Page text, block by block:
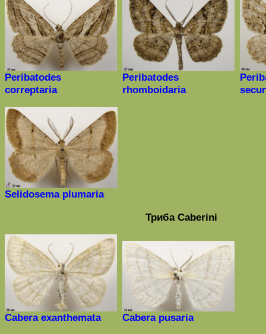
Peribatodes
correptaria
Peribatodes
rhomboidaria
Selidosema plumaria
ТрибаCaberini
Cabera exanthemata
Cabera pusaria